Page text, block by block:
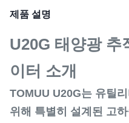
제품 설명
U20G 태양광 추
이터 소개
TOMUU U20G는 유틸
위해 특별히 설계된 고